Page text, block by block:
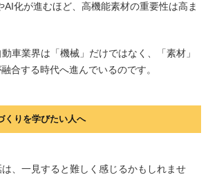
AI化が進むほど、高機能素材の重要性は高ま
車業界は「機械」だけではなく、「素材」
合する時代へ進んでいるのです。
くりを学びたい人へ
、一見すると難しく感じるかもしれませ